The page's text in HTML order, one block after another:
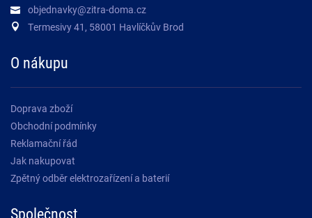
objednavky@zitra-doma.cz
Termesivy 41, 58001 Havlíčkův Brod
O nákupu
Doprava zboží
Obchodní podmínky
Reklamační řád
Jak nakupovat
Zpětný odběr elektrozařízení a baterií
Společnost